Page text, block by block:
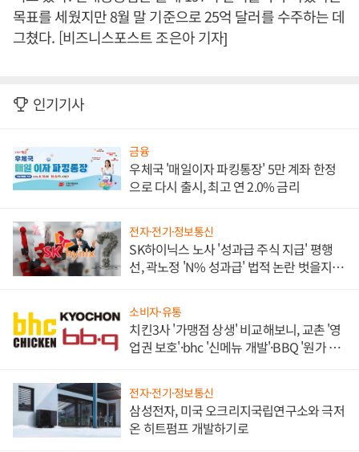
목표를 세웠지만 8월 말 기준으로 25억 달러를 수주하는 데
그쳤다. [비즈니스포스트 조은아 기자]
인기기사
금융
우체국 '매일이자 파킹통장' 5만 계좌 한정
으로 다시 출시, 최고 연 2.0% 금리
전자·전기·정보통신
SK하이닉스 노사 '성과급 주식 지급' 평행
선, 곽노정 'N% 성과급' 법적 논란 벗을지 주
소비자·유통
치킨3사 '가맹점 상생' 비교해보니, 교촌 '영
업권 보호'·bhc '신메뉴 개발'·BBQ '원가 부
전자·전기·정보통신
삼성전자, 미국 오크리지국립연구소와 극저
온 히트펌프 개발하기로